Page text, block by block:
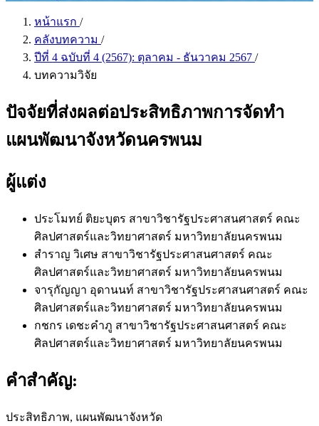
หน้าแรก /
คลังบทความ /
ปีที่ 4 ฉบับที่ 4 (2567): ตุลาคม - ธันวาคม 2567 /
บทความวิจัย
ปัจจัยที่ส่งผลต่อประสิทธิภาพการจัดทำ
แผนพัฒนาจังหวัดนครพนม
ผู้แต่ง
ประโมทย์ ติยะบุตร สาขาวิชารัฐประศาสนศาสตร์ คณะ
ศิลปศาสตร์และวิทยาศาสตร์ มหาวิทยาลัยนครพนม
สำราญ วิเศษ สาขาวิชารัฐประศาสนศาสตร์ คณะ
ศิลปศาสตร์และวิทยาศาสตร์ มหาวิทยาลัยนครพนม
จารุกัญญา อุดานนท์ สาขาวิชารัฐประศาสนศาสตร์ คณะ
ศิลปศาสตร์และวิทยาศาสตร์ มหาวิทยาลัยนครพนม
กชกร เดชะคำภู สาขาวิชารัฐประศาสนศาสตร์ คณะ
ศิลปศาสตร์และวิทยาศาสตร์ มหาวิทยาลัยนครพนม
คำสำคัญ:
ประสิทธิภาพ, แผนพัฒนาจังหวัด